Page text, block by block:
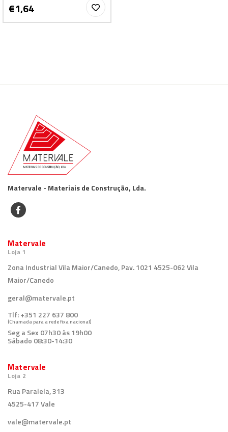
€1,64
Matervale - Materiais de Construção, Lda.
Matervale
Loja 1
Zona Industrial Vila Maior/Canedo, Pav. 1021 4525-062 Vila
Maior/Canedo
geral@matervale.pt
Tlf:+351 227 637 800
(Chamada para a rede fixa nacional)
Seg a Sex 07h30 às 19h00
Sábado 08:30-14:30
Matervale
Loja 2
Rua Paralela, 313
4525-417 Vale
vale@matervale.pt